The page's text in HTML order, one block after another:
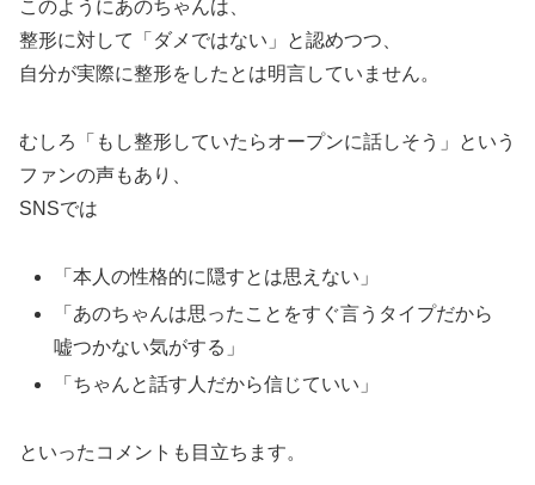
このようにあのちゃんは、
整形に対して「ダメではない」と認めつつ、
自分が実際に整形をしたとは明言していません。
むしろ「もし整形していたらオープンに話しそう」という
ファンの声もあり、
SNSでは
「本人の性格的に隠すとは思えない」
「あのちゃんは思ったことをすぐ言うタイプだから
嘘つかない気がする」
「ちゃんと話す人だから信じていい」
といったコメントも目立ちます。